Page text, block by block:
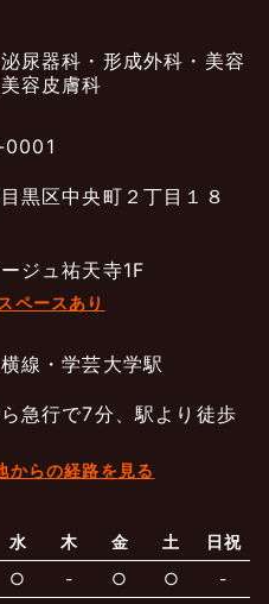
診療
ご質問
美容診療
尿器科・形成外科・美容
容皮膚科
0001
黒区中央町２丁目１８
ジュ祐天寺1F
ペースあり
線・学芸大学駅
急行で7分、駅より徒歩
からの経路を見る
水 木 金 土
日祝
○ - ○ ○ -